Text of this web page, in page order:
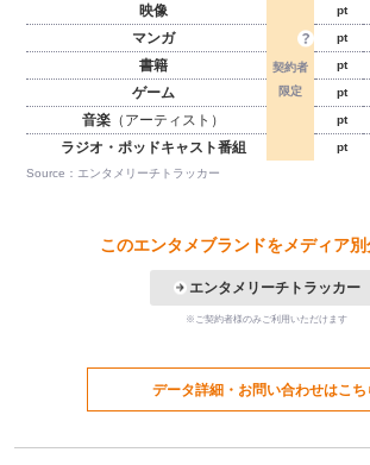
映像 pt
マンガ
pt
書籍
pt
ゲーム
pt
音楽（アーティスト） pt
ラジオ・ポッドキャスト番組
pt
Source：エンタメリーチトラッカー
このエンタメブランドをメディア別
エンタメリーチトラッカー
※ご契約者様のみご利用いただけます
データ詳細・お問い合わせはこち